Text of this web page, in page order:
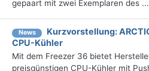
gepaart mit zwei Exemplaren des ...
News
Kurzvorstellung:
CPU-Kühler
Mit dem Freezer 36 bietet
preisgünstigen CPU-Kühler mit